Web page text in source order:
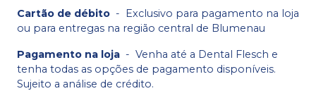
Cartão de débito - Exclusivo para pagamento na loja
ou para entregas na região central de Blumenau
Pagamento na loja - Venha até a Dental Flesch e
tenha todas as opções de pagamento disponíveis.
Sujeito a análise de crédito.